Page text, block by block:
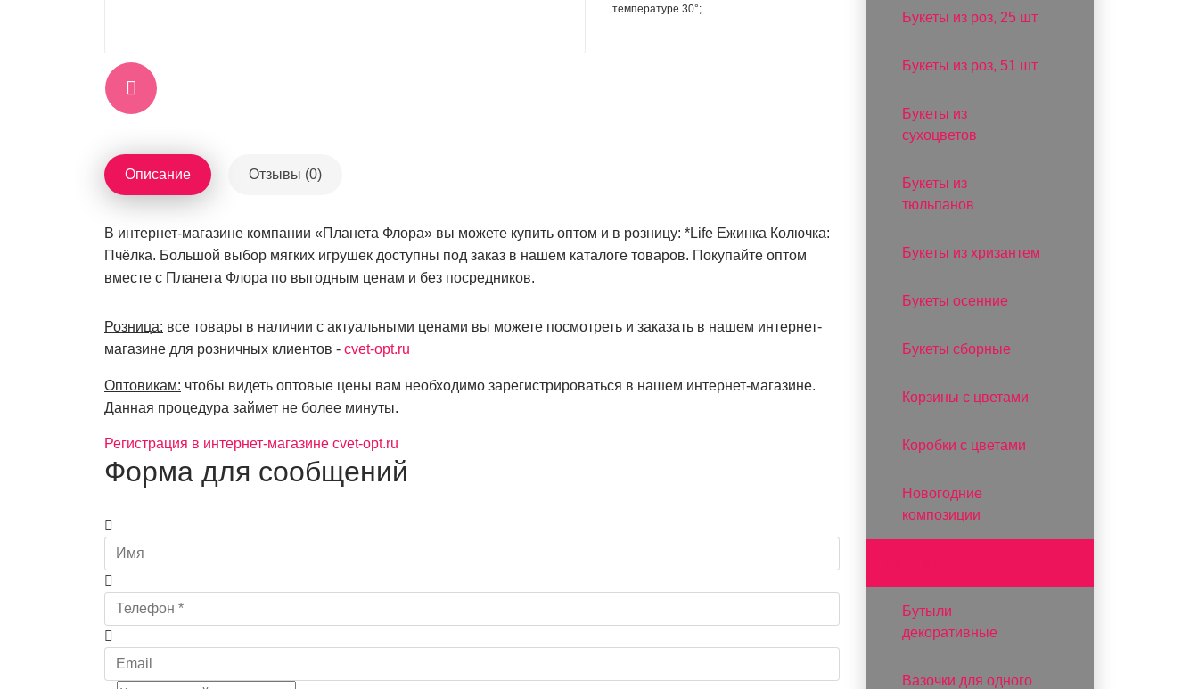
температуре 30°;
Описание Отзывы (0)
В интернет-магазине компании «Планета Флора» вы можете купить оптом и в розницу: *Life Ежинка Колючка:
Пчёлка. Большой выбор мягких игрушек доступны под заказ в нашем каталоге товаров. Покупайте оптом
вместе с Планета Флора по выгодным ценам и без посредников.
Розница: все товары в наличии с актуальными ценами вы можете посмотреть и заказать в нашем интернет-
магазине для розничных клиентов - cvet-opt.ru
Оптовикам: чтобы видеть оптовые цены вам необходимо зарегистрироваться в нашем интернет-магазине.
Данная процедура займет не более минуты.
Регистрация в интернет-магазине cvet-opt.ru
Форма для сообщений
Букеты из роз, 25 шт
Букеты из роз, 51 шт
Букеты из
сухоцветов
Букеты из
тюльпанов
Букеты из хризантем
Букеты осенние
Букеты сборные
Корзины с цветами
Коробки с цветами
Новогодние
композиции
Бутыли
декоративные
Вазочки для одного